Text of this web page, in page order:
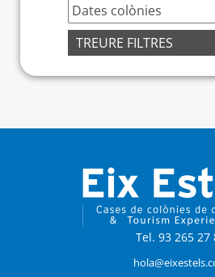
TREURE FILTRES
Tel. 93 265 27